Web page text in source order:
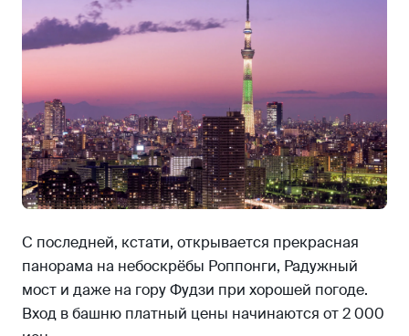
С последней, кстати, открывается прекрасная
панорама на небоскрёбы Роппонги, Радужный
мост и даже на гору Фудзи при хорошей погоде.
Вход в башню платный цены начинаются от 2 000